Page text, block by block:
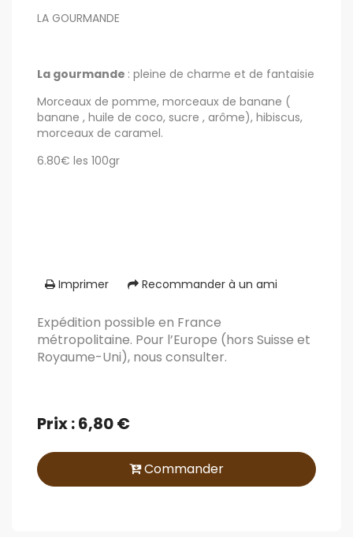
LA GOURMANDE
La gourmande : pleine de charme et de fantaisie
Morceaux de pomme, morceaux de banane (
banane , huile de coco, sucre , arôme), hibiscus,
morceaux de caramel.
6.80€ les 100gr
Imprimer Recommander à un ami
Expédition possible en France
métropolitaine. Pour l’Europe (hors Suisse et
Royaume-Uni), nous consulter.
Prix : 6,80 €
Commander